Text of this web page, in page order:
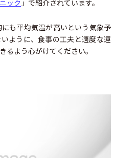
ック 」で紹介されています。
も平均気温が高いという気象予
ように、食事の工夫と適度な運
るよう心がけてください。